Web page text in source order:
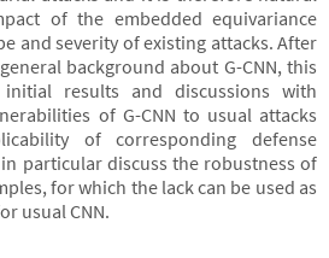
of the embedded equivariance
and severity of existing attacks. After
background about G-CNN, this
results and discussions with
of G-CNN to usual attacks
of corresponding defense
particular discuss the robustness of
for which the lack can be used as
usual CNN.